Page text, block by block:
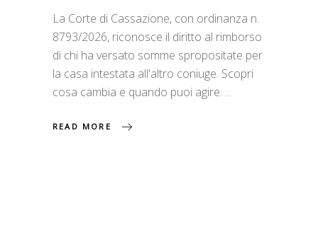
La Corte di Cassazione, con ordinanza n.
8793/2026, riconosce il diritto al rimborso
di chi ha versato somme spropositate per
la casa intestata all'altro coniuge. Scopri
cosa cambia e quando puoi agire.
READ MORE